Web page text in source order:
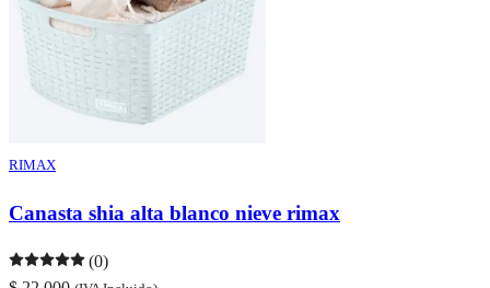
RIMAX
Canasta shia alta blanco nieve rimax
(0)